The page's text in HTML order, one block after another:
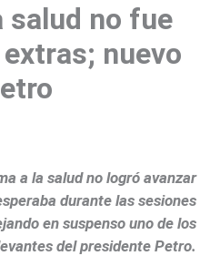
salud no fue
nuevo
a la salud no logró avanzar
durante las sesiones
en suspenso uno de los
del presidente Petro.